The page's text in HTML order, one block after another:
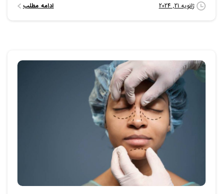
ژانویه 21, 2024 ادامه مطلب